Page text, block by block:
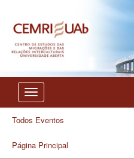
CEMRI
Todos Eventos
Página Principal